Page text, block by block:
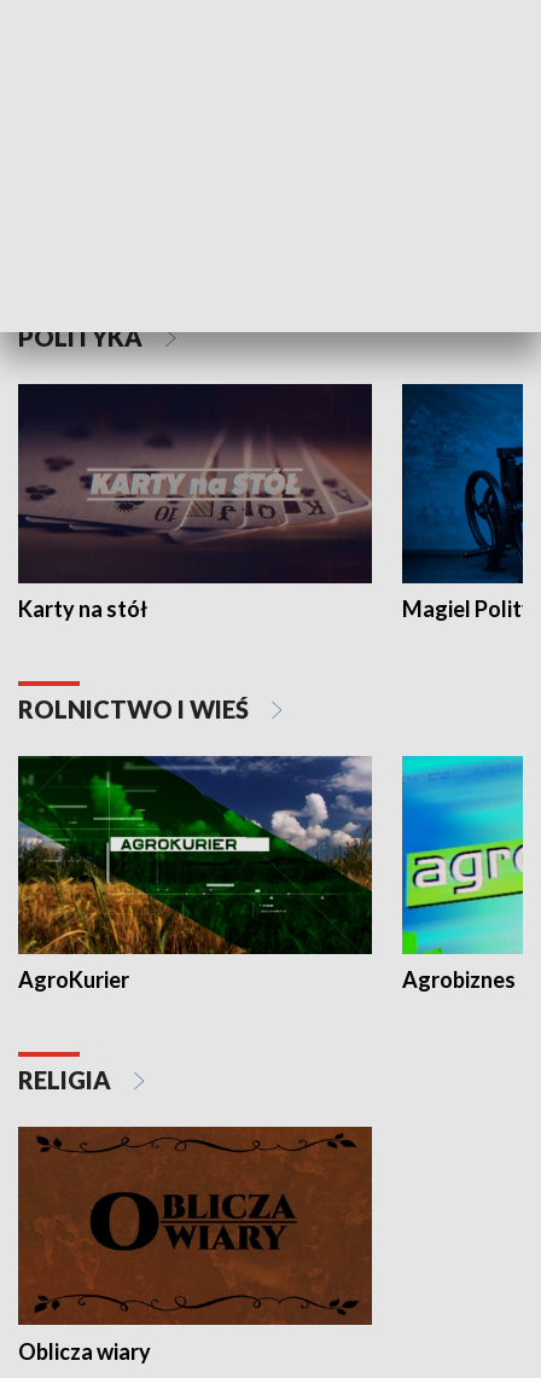
POLITYKA
Karty na stół Magiel
ROLNICTWO I WIEŚ
AgroKurier Agrobiznes
RELIGIA
Oblicza wiary